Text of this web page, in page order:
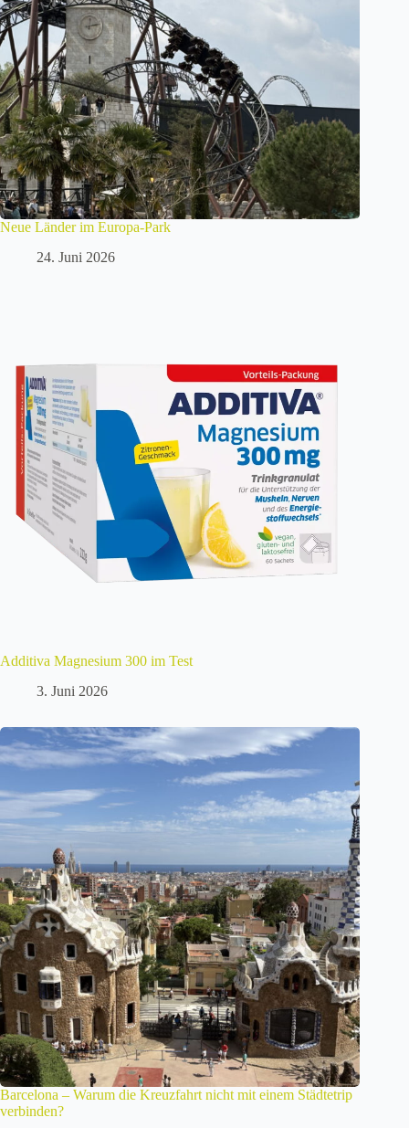
Neue Länder im Europa-Park
24. Juni 2026
Additiva Magnesium 300 im Test
3. Juni 2026
Barcelona – Warum die Kreuzfahrt nicht mit einem Städtetrip
verbinden?